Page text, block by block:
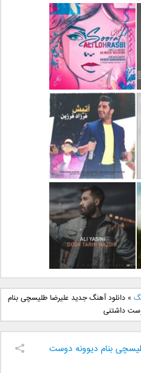
دانلود آهنگ جدید علیرضا
قربانی بنام خیال خوش
دانلود آهنگ جدید علی
لهراسبی بنام صورت
دانلود آهنگ جدید فرزاد
فرزین بنام آتیش
دانلود آهنگ جدید علی
یاسینی بنام دورترین نزدیک»دانلود آهنگ جدید علیرضا طلیسچی بنام
داشتنی
بنام دیوونه دوست